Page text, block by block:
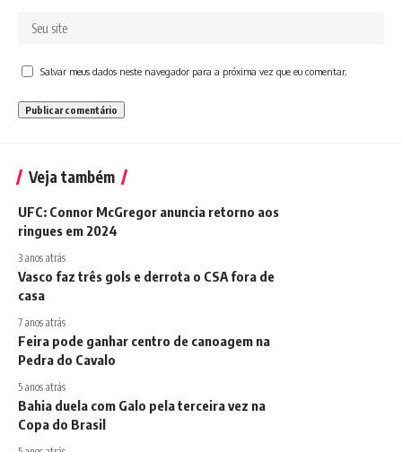
Salvar meus dados neste navegador para a próxima vez que eu comentar.
Veja também
UFC: Connor McGregor anuncia retorno aos
ringues em 2024
3 anos atrás
Vasco faz três gols e derrota o CSA fora de
casa
7 anos atrás
Feira pode ganhar centro de canoagem na
Pedra do Cavalo
5 anos atrás
Bahia duela com Galo pela terceira vez na
Copa do Brasil